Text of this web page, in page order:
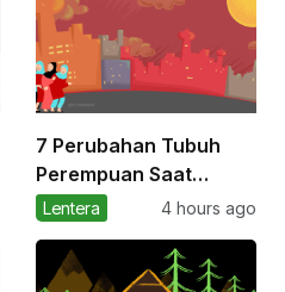
7 Perubahan Tubuh
Perempuan Saat
Memasuki Masa
Lentera 4 hours ago